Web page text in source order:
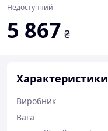
Недоступний
5 867 ₴
Виробник
Вага